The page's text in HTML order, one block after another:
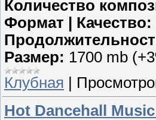
Количество
Формат | Качество:
Размер: 1700 mb
Клубная |
Hot Dancehall Music